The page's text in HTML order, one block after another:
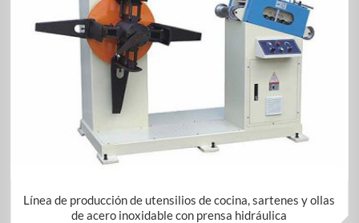
Línea de producción de utensilios de cocina, sartenes y ollas
de acero inoxidable con prensa hidráulica